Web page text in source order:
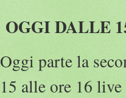
OGGI DALLE
Oggi parte la
15 alle ore 16